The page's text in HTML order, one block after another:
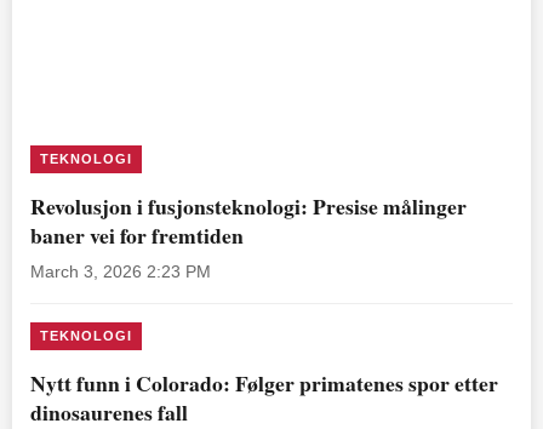
TEKNOLOGI
Revolusjon i fusjonsteknologi: Presise målinger
baner vei for fremtiden
March 3, 2026 2:23 PM
TEKNOLOGI
Nytt funn i Colorado: Følger primatenes spor etter
dinosaurenes fall